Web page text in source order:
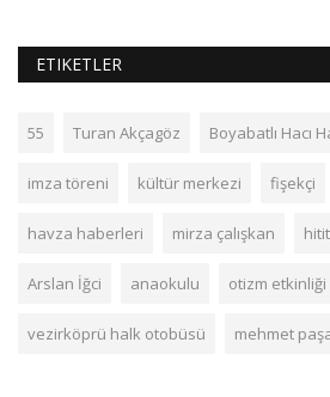
ETIKETLER
55 Turan Akçagöz Boyabatlı Hacı
imza töreni kültür merkezi fişekçi
havza haberleri mirza çalışkan
Arslan İğci anaokulu otizm etkinliği
vezirköprü halk otobüsü mehmet